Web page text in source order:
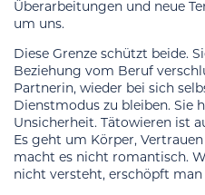
Überarbeitungen und neue
um uns.
Diese Grenze schützt beide.
Beziehung vom Beruf
Partnerin, wieder bei sich
Dienstmodus zu bleiben. Sie
Unsicherheit. Tätowieren ist
Es geht um Körper,
macht es nicht romantisch.
nicht versteht, erschöpft